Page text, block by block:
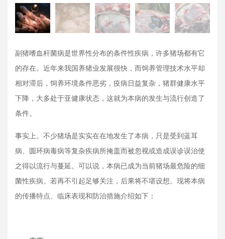
副猪嗜血杆菌病是世界性分布的条件性疾病，许多猪场都有它
的存在。近年来我国养猪业发展很快，而饲养管理技术水平却
相对滞后， 饲养环境条件恶劣，疫病日益复杂，猪群健康水平
下降，大多处于亚健康状态，这就为本病的发生与流行创造了
条件。
事实上。不少猪场是实实在在地发生了本病，只是受到蓝耳
病、圆环病毒病等复杂疾病所掩盖而被忽视或造成误诊误治使
之得以流行与蔓延。可以说，本病已成为当前猪场最危险的细
菌性疾病。若再不引起足够关注，后果将不堪设想。 现将本病
的传播特点、临床表现和防治措施介绍如下：